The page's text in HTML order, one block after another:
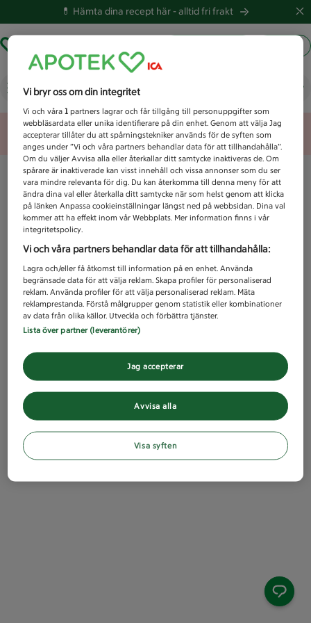
💊 Hämta dina recept här -alltid fri frakt
Vad letar du efter idag?
Unknown error
Vi bryr oss om din integritet
Vi och våra1 partners lagrar och får tillgång till personuppgifter som
webbläsardata eller unika identifierare på din enhet. Genom att välja Jag
accepterar tillåter du att spårningstekniker används för de syften som
anges under ”Vi och våra partners behandlar data för att tillhandahålla”.
Om du väljer Avvisa alla eller återkallar ditt samtycke inaktiveras de. Om
spårare är inaktiverade kan visst innehåll och vissa annonser som du ser
vara mindre relevanta för dig. Du kan återkomma till denna meny för att
ändra dina val eller återkalla ditt samtycke när som helst genom att klicka
på länken Anpassa cookieinställningar längst ned på webbsidan. Dina val
kommer att ha effekt inom vår Webbplats. Mer information finns i vår
integritetspolicy.
Vi och våra partners behandlar data för att tillhandahålla:
Lagra och/eller få åtkomst till information på en enhet. Använda
begränsade data för att välja reklam. Skapa profiler för personaliserad
reklam. Använda profiler för att välja personaliserad reklam. Mäta
reklamprestanda. Förstå målgrupper genom statistik eller kombinationer
av data från olika källor. Utveckla och förbättra tjänster.
Lista över partner (leverantörer)
Avvisa alla
Jag accepterar
Visa syften